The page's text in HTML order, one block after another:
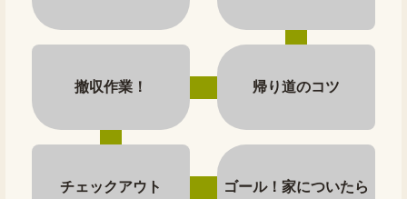
撤収作業！ 帰り道のコツ
チェックアウト ゴール！家についたら